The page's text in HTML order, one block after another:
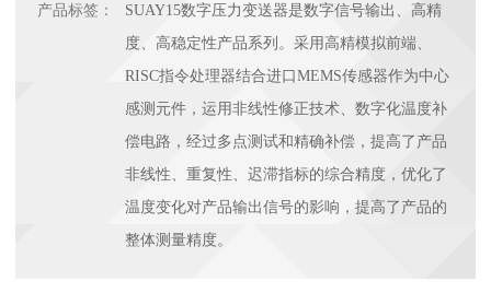
产品标签：
SUAY15数字压力变送器是数字信号输出、高精
度、高稳定性产品系列。采用高精模拟前端、
RISC指令处理器结合进口MEMS传感器作为中心
感测元件，运用非线性修正技术、数字化温度补
偿电路，经过多点测试和精确补偿，提高了产品
非线性、重复性、迟滞指标的综合精度，优化了
温度变化对产品输出信号的影响，提高了产品的
整体测量精度。